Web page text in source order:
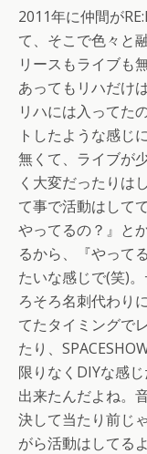
2011年に仲間が
て、そこで色々と
リースもライブも
あってもリハだけ
リハには入ってた
トしたような感じ
無くて、ライブが
く大変だったりは
て事で活動はして
やってるの？』と
るから、『やって
たいな感じで(笑)
ろそろ名刺代わり
てたタイミングで
たり、
限りなくDIYな感
出来たんだよね。
決して当たり前じ
がら活動はしてるよ